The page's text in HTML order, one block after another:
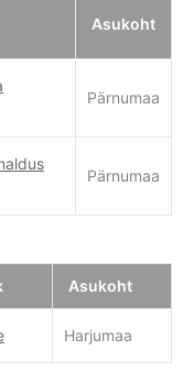
Asukoht
Pärnumaa
Pärnumaa
Asukoht
Harjumaa